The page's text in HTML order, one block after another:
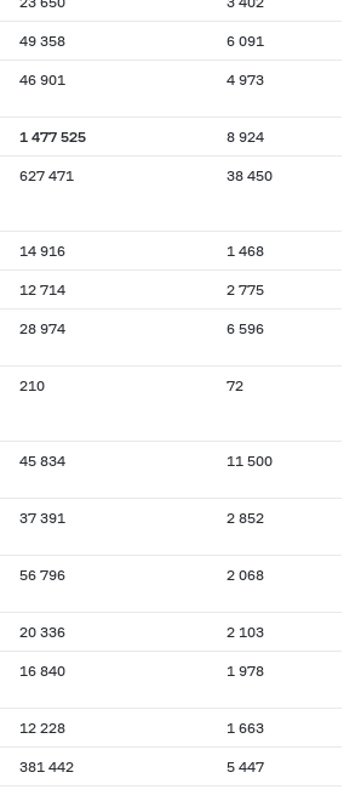
49 358 6 091
46 901 4 973
1 477 525 8 924
627 471 38 450
14 916 1 468
12 714 2 775
28 974 6 596
210 72
45 834 11 500
37 391 2 852
56 796 2 068
20 336 2 103
16 840 1 978
12 228 1 663
381 442 5 447